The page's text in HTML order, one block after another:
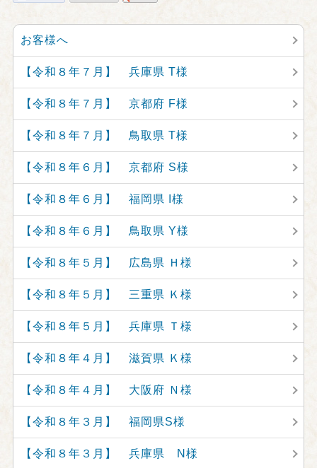
お客様へ
【令和８年７月】 兵庫県 T様
【令和８年７月】 京都府 F様
【令和８年７月】 鳥取県 T様
【令和８年６月】 京都府 S様
【令和８年６月】 福岡県 I様
【令和８年６月】 鳥取県 Y様
【令和８年５月】 広島県 Ｈ様
【令和８年５月】 三重県 Ｋ様
【令和８年５月】 兵庫県 Ｔ様
【令和８年４月】 滋賀県 Ｋ様
【令和８年４月】 大阪府 Ｎ様
【令和８年３月】 福岡県S様
【令和８年３月】 兵庫県 N様